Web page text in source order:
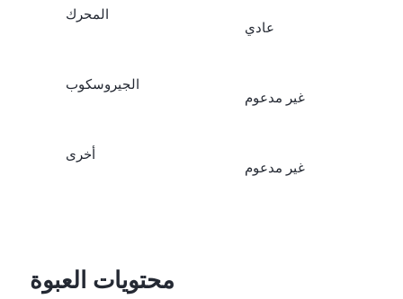
المحرك
عادي
الجيروسكوب
غير مدعوم
أخرى
غير مدعوم
محتويات العبوة